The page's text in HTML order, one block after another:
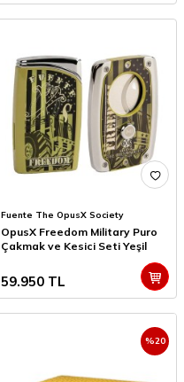
Fuente The OpusX Society
OpusX Freedom Military Puro
Çakmak ve Kesici Seti Yeşil
59.950 TL
%20